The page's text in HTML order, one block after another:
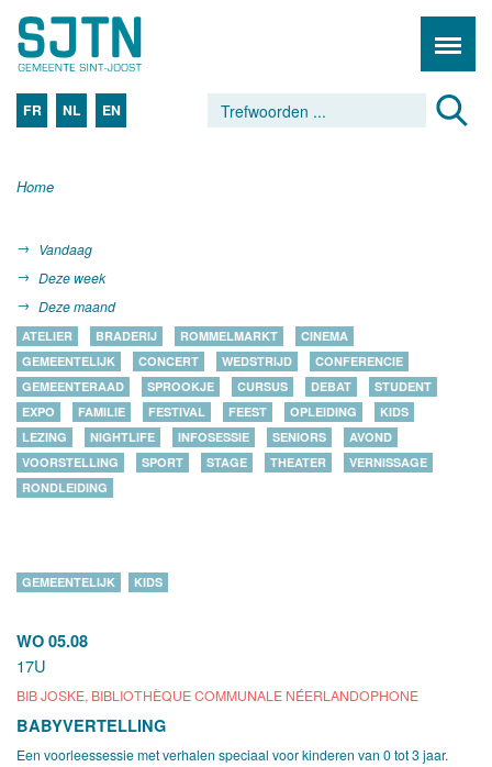
FR NL EN
Home
Vandaag
Deze week
Deze maand
ATELIER BRADERIJ ROMMELMARKT
CINEMA
GEMEENTELIJK
CONCERT WEDSTRIJD
CONFERENCIE
GEMEENTERAAD
SPROOKJE CURSUS DEBAT
STUDENT
EXPO
FAMILIE FESTIVAL FEEST OPLEIDING
KIDS
LEZING
NIGHTLIFE INFOSESSIE SENIORS
AVOND
VOORSTELLING
SPORT STAGE THEATER
VERNISSAGE
RONDLEIDING
WO 05.08
17U
BIB JOSKE, BIBLIOTHÈQUE COMMUNALE NÉERLANDOPHONE
GEMEENTELIJK KIDS
BABYVERTELLING
Een voorleessessie met verhalen speciaal voor kinderen van 0 tot 3 jaar.